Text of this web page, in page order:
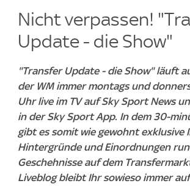
Nicht verpassen!
Update - die Show"
"Transfer Update - die Show" läuft
der WM immer montags und
Uhr live im TV auf Sky Sport News
in der Sky Sport App. In dem 30-
gibt es somit wie gewohnt exklusive
Hintergründe und Einordnungen
Geschehnisse auf dem
Liveblog bleibt Ihr sowieso immer